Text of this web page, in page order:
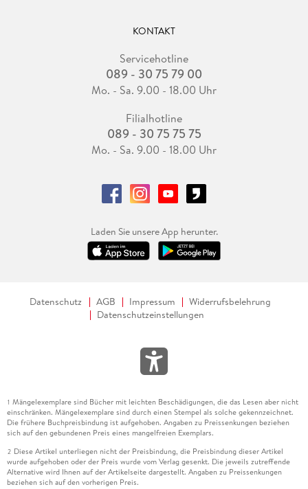
KONTAKT
Servicehotline
089 - 30 75 79 00
Mo. - Sa. 9.00 - 18.00 Uhr
Filialhotline
089 - 30 75 75 75
Mo. - Sa. 9.00 - 18.00 Uhr
Laden Sie unsere App herunter.
Datenschutz AGB Impressum
Widerrufsbelehrung
Datenschutzeinstellungen
1 Mängelexemplare sind Bücher mit leichten Beschädigungen, die das Lesen aber nicht
einschränken. Mängelexemplare sind durch einen Stempel als solche gekennzeichnet.
Die frühere Buchpreisbindung ist aufgehoben. Angaben zu Preissenkungen beziehen
sich auf den gebundenen Preis eines mangelfreien Exemplars.
2 Diese Artikel unterliegen nicht der Preisbindung, die Preisbindung dieser Artikel
wurde aufgehoben oder der Preis wurde vom Verlag gesenkt. Die jeweils zutreffende
Alternative wird Ihnen auf der Artikelseite dargestellt. Angaben zu Preissenkungen
beziehen sich auf den vorherigen Preis.